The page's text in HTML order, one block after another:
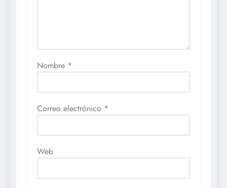
Nombre *
Correo electrónico *
Web